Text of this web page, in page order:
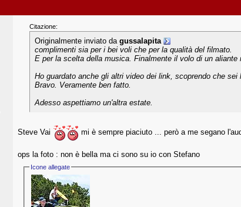
Citazione:
Originalmente inviato da gussalapita
complimenti sia per i bei voli che per la qualità del filmato.
E per la scelta della musica. Finalmente il volo di un
Ho guardato anche gli altri video dei link, scoprendo che
Bravo. Veramente ben fatto.
Adesso aspettiamo un'altra estate.
Steve Vai mi è sempre piaciuto ... però a me segano
ops la foto : non è bella ma ci sono su io con Stefano
Icone allegate